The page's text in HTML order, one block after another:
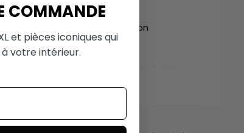
urban chic ou maison
ne peuvent pas offrir.
sculptures regroupées forment une
destatues résine XXLqui propose des
COMMANDE
et pièces iconiques qui
votre intérieur.